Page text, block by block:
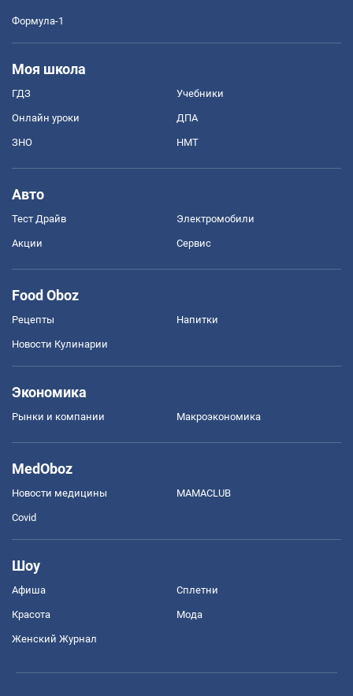
Формула-1
Моя школа
ГДЗ Учебники
Онлайн уроки ДПА
ЗНО НМТ
Авто
Тест Драйв Электромобили
Акции Сервис
Food Oboz
Рецепты Напитки
Новости Кулинарии
Экономика
Рынки и компании Mакроэкономика
MedOboz
Новости медицины MAMACLUB
Covid
Шоу
Афиша Сплетни
Красота Мода
Женский Журнал